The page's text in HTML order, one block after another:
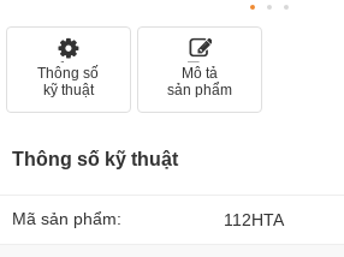
Thông số
kỹ thuật
Mô tả
sản phẩm
Thông số kỹ thuật
Mã sản phẩm: 112HTA